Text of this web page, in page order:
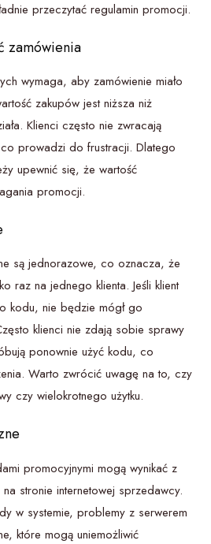
przeczytać regulamin promocji.
zamówienia
wymaga, aby zamówienie miało
zakupów jest niższa niż
Klienci często nie zwracają
prowadzi do frustracji. Dlatego
upewnić się, że wartość
promocji.
są jednorazowe, co oznacza, że
raz na jednego klienta. Jeśli klient
kodu, nie będzie mógł go
klienci nie zdają sobie sprawy
ponownie użyć kodu, co
Warto zwrócić uwagę na to, czy
czy wielokrotnego użytku.
promocyjnymi mogą wynikać z
stronie internetowej sprzedawcy.
w systemie, problemy z serwerem
które mogą uniemożliwić